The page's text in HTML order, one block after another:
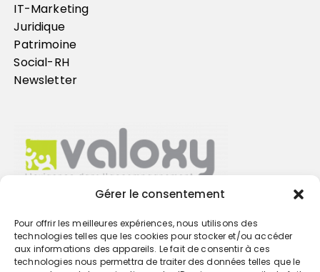
Gérer le consentement
Pour offrir les meilleures expériences, nous utilisons des
technologies telles que les cookies pour stocker et/ou accéder
aux informations des appareils. Le fait de consentir à ces
technologies nous permettra de traiter des données telles que le
IT-Marketing
Juridique
Patrimoine
Social-RH
Newsletter
Trouvez votre cabinet